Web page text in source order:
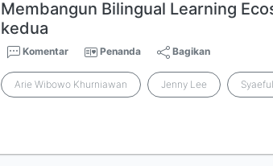
Membangun Bilingual Learning
kedua
Komentar Penanda Bagikan
Arie Wibowo Khurniawan Jenny Lee